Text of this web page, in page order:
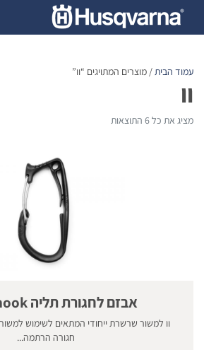
content
עמוד הבית/ מוצרים המתויגים “וו”
וו
מציג את כל 6 התוצאות
אבזם לחגורת תליה Chain hook
וו למשור שרשרת ייחודי המתאים לשימוש
חגורה הרתמה...